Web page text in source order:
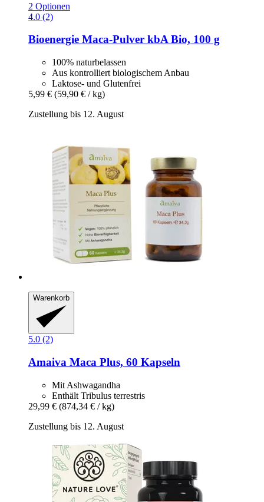
2 Optionen
4.0 (2)
Bioenergie Maca-​Pulver kbA Bio, 100 g
100% naturbelassen
Aus kontrolliert biologischem Anbau
Laktose- und Glutenfrei
5,99 € (59,90 € / kg)
Zustellung bis 12. August
Warenkorb
5.0 (2)
Amaiva Maca Plus, 60 Kapseln
Mit Ashwagandha
Enthält Tribulus terrestris
29,99 € (874,34 € / kg)
Zustellung bis 12. August